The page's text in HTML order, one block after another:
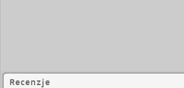
Recenzje